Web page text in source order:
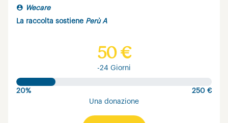
Wecare
La raccolta sostiene Perù A
50 €
-24 Giorni
20%
250 €
Una donazione